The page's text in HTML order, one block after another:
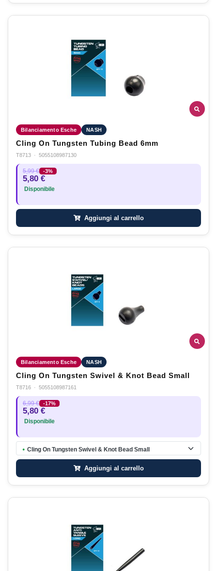
Bilanciamento Esche NASH
Cling On Tungsten Tubing Bead 6mm
T8713 · 5055108987130
5,99 € -3%
5,80 €
Disponibile
Aggiungi al carrello
Bilanciamento Esche NASH
Cling On Tungsten Swivel & Knot Bead Small
T8716 · 5055108987161
6,99 € -17%
5,80 €
Disponibile
● Cling On Tungsten Swivel & Knot Bead Small
Aggiungi al carrello